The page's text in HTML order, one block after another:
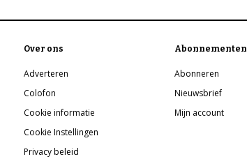
Over ons
Adverteren
Colofon
Cookie informatie
Cookie Instellingen
Privacy beleid
Abonnementen
Abonneren
Nieuwsbrief
Mijn account